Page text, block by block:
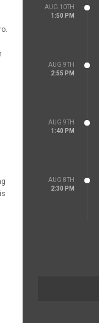
AUG 10TH
1:50 PM
AUG 9TH
2:55 PM
AUG 9TH
1:40 PM
AUG 8TH
2:30 PM